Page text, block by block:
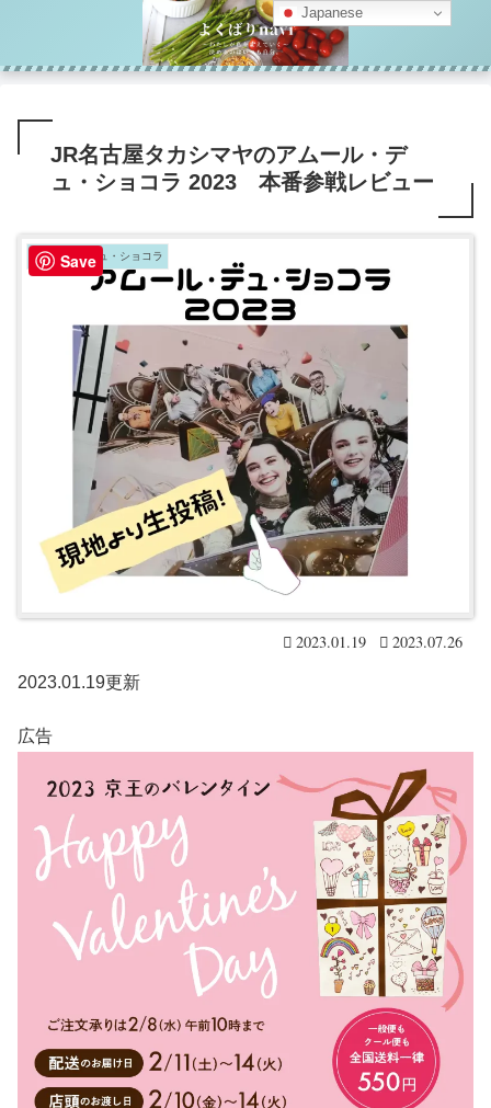
JR名古屋タカシマヤのアムール・デ
ュ・ショコラ 2023 本番参戦レビュー
アムール・デュ・ショコラ
2023.01.19 2023.07.26
2023.01.19更新
広告
Japanese
Save